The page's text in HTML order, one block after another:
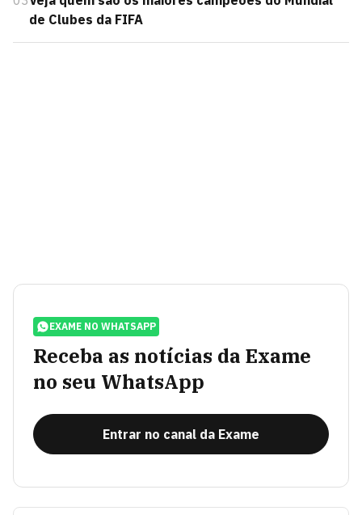
de Clubes da FIFA
EXAME NO WHATSAPP
Receba as notícias da Exame
no seu WhatsApp
Entrar no canal da Exame